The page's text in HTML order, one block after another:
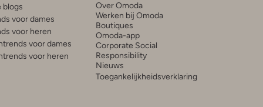
blogs
voor dames
voor heren
voor dames
voor heren
Over Omoda
Werken bij Omoda
Boutiques
Omoda-app
Corporate Social
Responsibility
Nieuws
Toegankelijkheidsverklaring